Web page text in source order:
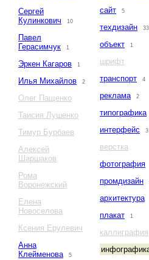
Сергей
Кулинкович
10
Павел
Герасимчук
1
Эркен Кагаров 1
Илья Михайлов 2
Олег Пащенко
Таисия Лушенко
Тимур Бурбаев
Алексей
Шаршаков
Рома
Воронежский
Елена
Новоселова
Ксения Ерулевич
Анна
Клейменова
5
сайт 5
техдизайн 33
объект 1
шрифт
транспорт
4
реклама 2
типографика
интерфейс 3
верстка
фотография
промдизайн
архитектура
плакат 1
каллиграфия